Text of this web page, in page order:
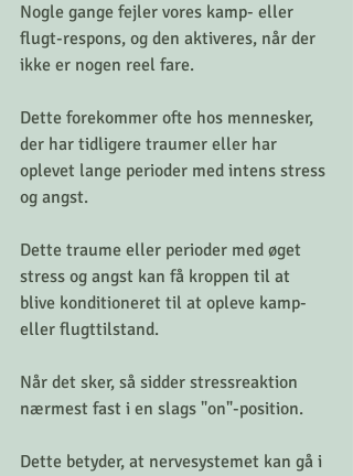
Nogle gange fejler vores kamp- eller
flugt-respons, og den aktiveres, når der
ikke er nogen reel fare.
Dette forekommer ofte hos mennesker,
der har tidligere traumer eller har
oplevet lange perioder med intens stress
og angst.
Dette traume eller perioder med øget
stress og angst kan få kroppen til at
blive konditioneret til at opleve kamp-
eller flugttilstand.
Når det sker, så sidder stressreaktion
nærmest fast i en slags "on"-position.
Dette betyder, at nervesystemet kan gå i